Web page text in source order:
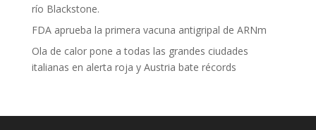
río Blackstone.
FDA aprueba la primera vacuna antigripal de ARNm
Ola de calor pone a todas las grandes ciudades
italianas en alerta roja y Austria bate récords